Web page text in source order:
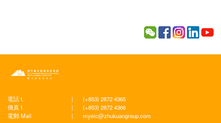
電話 t. |
(+853) 2872 4365
傳真 f.
|
(+853) 2872 4366
電郵 Mail
| myeic@zhukuangroup.com